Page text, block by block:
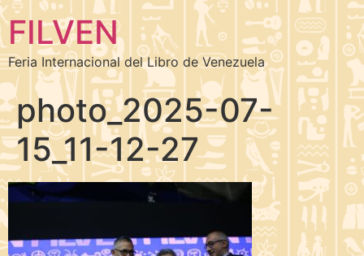
FILVEN
Feria Internacional del Libro de Venezuela
photo_2025-07-
15_11-12-27